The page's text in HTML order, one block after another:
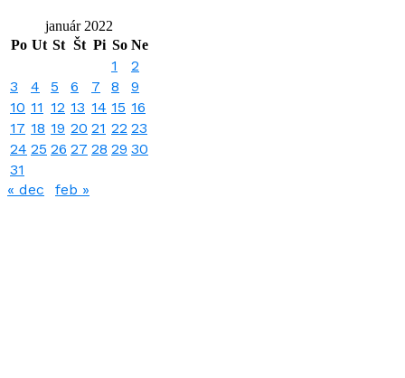
január 2022
Po Ut St Št Pi So Ne
1
2
3
4 5 6 7 8
9
10 11 12 13 14 15 16
17 18 19 20 21 22 23
24 25 26 27 28 29 30
31
« dec
feb »